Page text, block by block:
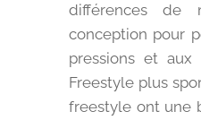
différences de
conception pour
pressions et aux
Freestyle plus
freestyle ont une